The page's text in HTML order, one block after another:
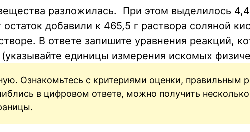
разложилась. При этом выделилось
остаток добавили к 465,5 г раствора соляной
В ответе запишите уравнения реакций,
единицы измерения искомых
Ознакомьтесь с критериями оценки, правильным
в цифровом ответе, можно получить